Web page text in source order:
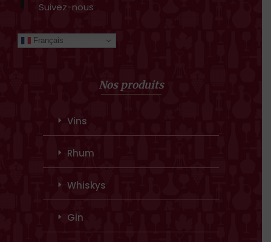
Suivez-nous
Français
Nos produits
Vins
Rhum
Whiskys
Gin